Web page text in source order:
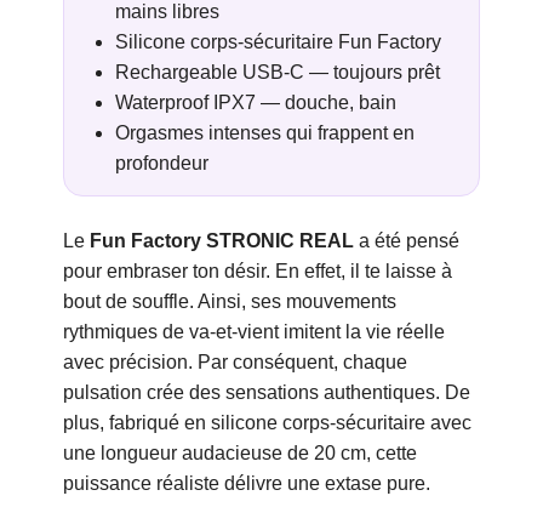
mains libres
Silicone corps-sécuritaire Fun Factory
Rechargeable USB-C — toujours prêt
Waterproof IPX7 — douche, bain
Orgasmes intenses qui frappent en
profondeur
Le Fun Factory STRONIC REAL a été pensé
pour embraser ton désir. En effet, il te laisse à
bout de souffle. Ainsi, ses mouvements
rythmiques de va-et-vient imitent la vie réelle
avec précision. Par conséquent, chaque
pulsation crée des sensations authentiques. De
plus, fabriqué en silicone corps-sécuritaire avec
une longueur audacieuse de 20 cm, cette
puissance réaliste délivre une extase pure.